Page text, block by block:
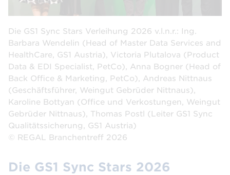
Die GS1 Sync Stars 2026
Die GS1 Sync Stars Verleihung 2026 v.l.n.r.: Ing.
Barbara Wendelin (Head of Master Data Services and
HealthCare, GS1 Austria), Victoria Plutalova (Product
Data & EDI Specialist, PetCo), Anna Bogner (Head of
Back Office & Marketing, PetCo), Andreas Nittnaus
(Geschäftsführer, Weingut Gebrüder Nittnaus),
Karoline Bottyan (Office und Verkostungen, Weingut
Gebrüder Nittnaus), Thomas Postl (Leiter GS1 Sync
Qualitätssicherung, GS1 Austria)
© REGAL Branchentreff 2026